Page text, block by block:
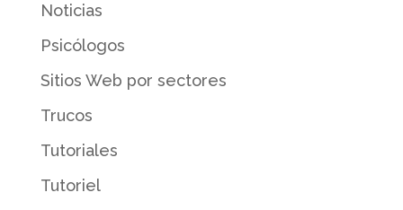
Noticias
Psicólogos
Sitios Web por sectores
Trucos
Tutoriales
Tutoriel